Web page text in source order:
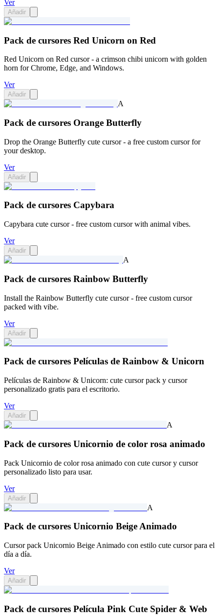
Ver
Añadir
Pack de cursores Red Unicorn on Red
Red Unicorn on Red cursor - a crimson chibi unicorn with golden
horn for Chrome, Edge, and Windows.
Ver
Añadir
A
Pack de cursores Orange Butterfly
Drop the Orange Butterfly cute cursor - a free custom cursor for
your desktop.
Ver
Añadir
Pack de cursores Capybara
Capybara cute cursor - free custom cursor with animal vibes.
Ver
Añadir
A
Pack de cursores Rainbow Butterfly
Install the Rainbow Butterfly cute cursor - free custom cursor
packed with vibe.
Ver
Añadir
Pack de cursores Películas de Rainbow & Unicorn
Películas de Rainbow & Unicorn: cute cursor pack y cursor
personalizado gratis para el escritorio.
Ver
Añadir
A
Pack de cursores Unicornio de color rosa animado
Pack Unicornio de color rosa animado con cute cursor y cursor
personalizado listo para usar.
Ver
Añadir
A
Pack de cursores Unicornio Beige Animado
Cursor pack Unicornio Beige Animado con estilo cute cursor para el
día a día.
Ver
Añadir
Pack de cursores Película Pink Cute Spider & Web